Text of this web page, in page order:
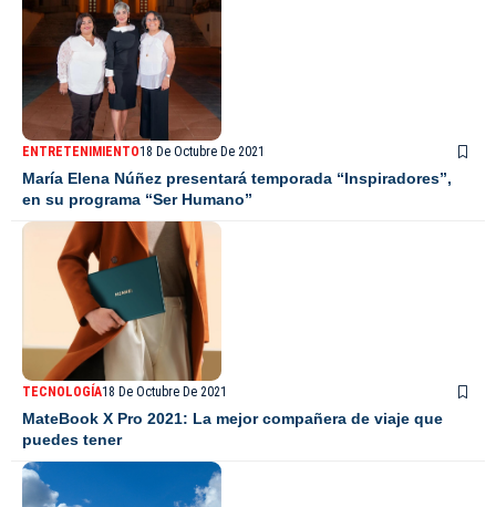
ENTRETENIMIENTO18 De Octubre De 2021
María Elena Núñez presentará temporada “Inspiradores”,
en su programa “Ser Humano”
TECNOLOGÍA18 De Octubre De 2021
MateBook X Pro 2021: La mejor compañera de viaje que
puedes tener